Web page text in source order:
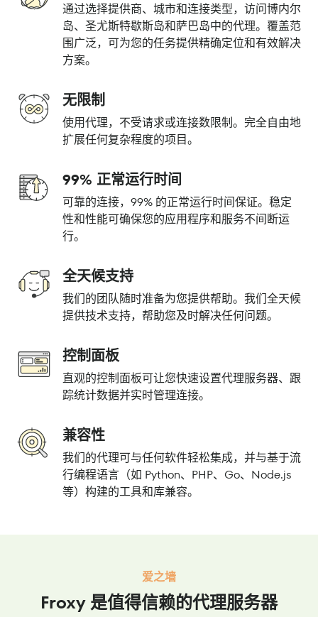
通过选择提供商、城市和连接类型，访问博内尔
岛、圣尤斯特歇斯岛和萨巴岛中的代理。覆盖范
围广泛，可为您的任务提供精确定位和有效解决
方案。
无限制
使用代理，不受请求或连接数限制。完全自由地
扩展任何复杂程度的项目。
99% 正常运行时间
可靠的连接，99% 的正常运行时间保证。稳定
性和性能可确保您的应用程序和服务不间断运
行。
全天候支持
我们的团队随时准备为您提供帮助。我们全天候
提供技术支持，帮助您及时解决任何问题。
控制面板
直观的控制面板可让您快速设置代理服务器、跟
踪统计数据并实时管理连接。
兼容性
我们的代理可与任何软件轻松集成，并与基于流
行编程语言（如 Python、PHP、Go、Node.js
等）构建的工具和库兼容。
爱之墙
Froxy 是值得信赖的代理服务器